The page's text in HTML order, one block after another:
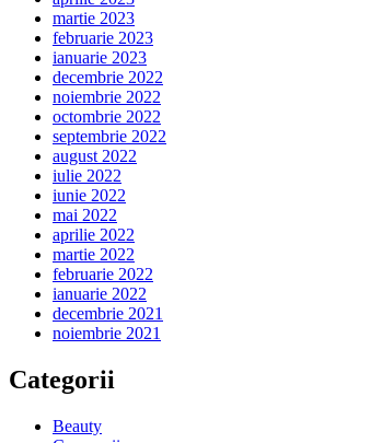
martie 2023
februarie 2023
ianuarie 2023
decembrie 2022
noiembrie 2022
octombrie 2022
septembrie 2022
august 2022
iulie 2022
iunie 2022
mai 2022
aprilie 2022
martie 2022
februarie 2022
ianuarie 2022
decembrie 2021
noiembrie 2021
Categorii
Beauty